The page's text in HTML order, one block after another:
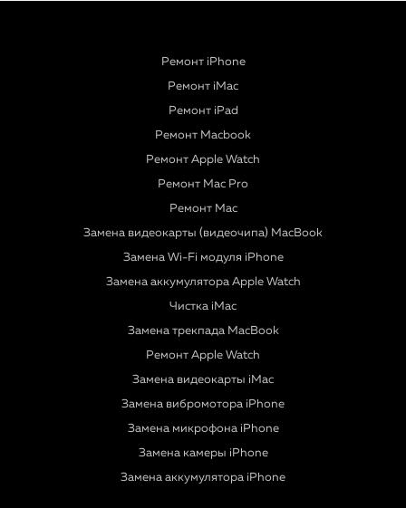
Ремонт iPhone
Ремонт iMac
Ремонт iPad
Ремонт Macbook
Ремонт Apple Watch
Ремонт Mac Pro
Ремонт Mac
Замена видеокарты (видеочипа) MacBook
Замена Wi-Fi модуля iPhone
Замена аккумулятора Apple Watch
Чистка iMac
Замена трекпада MacBook
Ремонт Apple Watch
Замена видеокарты iMac
Замена вибромотора iPhone
Замена микрофона iPhone
Замена камеры iPhone
Замена аккумулятора iPhone